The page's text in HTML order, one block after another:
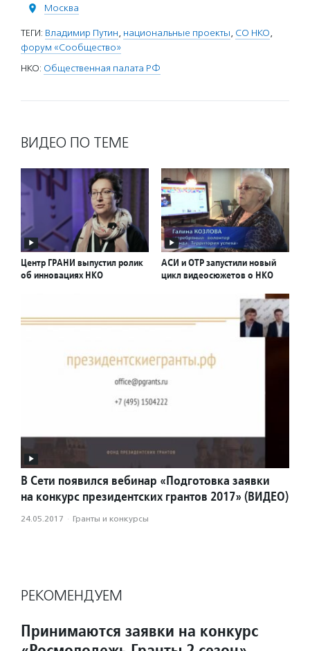
Москва
ТЕГИ: Владимир Путин, национальные проекты, СО НКО,
форум «Сообщество»
НКО: Общественная палата РФ
ВИДЕО ПО ТЕМЕ
Центр ГРАНИ выпустил ролик
об инновациях НКО
АСИ и ОТР запустили новый
цикл видеосюжетов о НКО
В Сети появился вебинар «Подготовка заявки
на конкурс президентских грантов 2017» (ВИДЕО)
24.05.2017 · Гранты и конкурсы
РЕКОМЕНДУЕМ
Принимаются заявки на конкурс